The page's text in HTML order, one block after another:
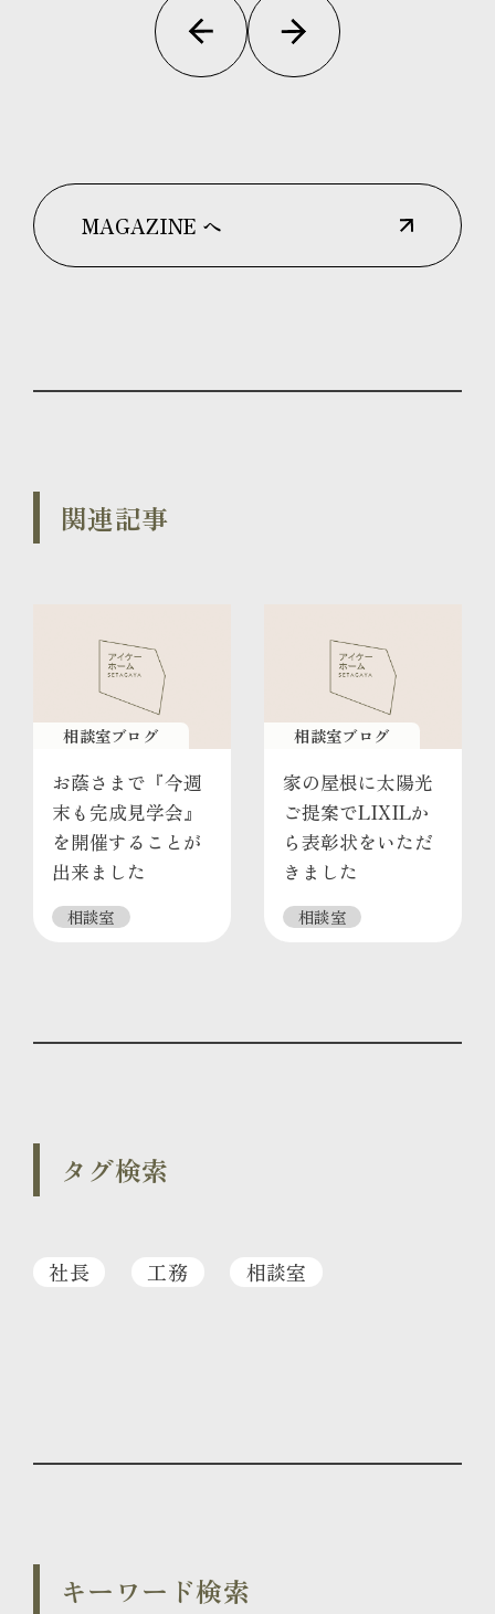
MAGAZINE へ
関連記事
相談室ブログ
お蔭さまで『今週
末も完成見学会』
を開催することが
出来ました
相談室
相談室ブログ
家の屋根に太陽光
ご提案でLIXILか
ら表彰状をいただ
きました
相談室
タグ検索
社長 工務 相談室
キーワード検索